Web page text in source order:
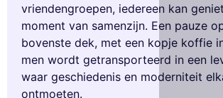
vriendengroepen, iedereen kan
moment van samenzijn. Een pauze
bovenste dek, met een kopje koffie
men wordt getransporteerd in een
waar geschiedenis en moderniteit
ontmoeten.